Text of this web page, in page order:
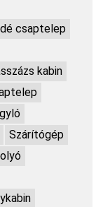
csaptelep
kabin
Szárítógép